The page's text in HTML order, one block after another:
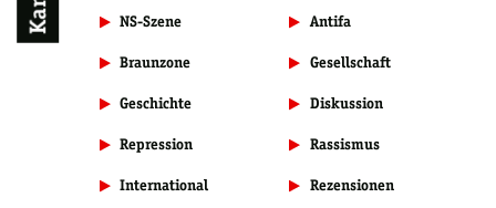
NS-Szene Antifa
Braunzone Gesellschaft
Geschichte Diskussion
Repression Rassismus
International Rezensionen